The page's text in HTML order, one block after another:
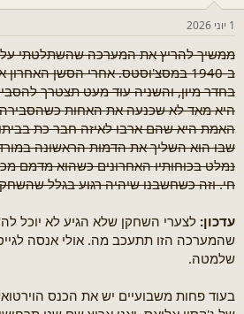
1 יוני 2026
ממשיך להריץ את המערכה שהשתלטתי
ב-1940 במסצ'וסטס. אחרי הסשן
בחדר מיון, והשניה עוד מעט תצטרך
היא מאד לא שכנעה את האחות
האמת היא שהם ארבו לאיזה חבר כת בביתו
שבו הוא השליך את הדמות הראשונה
נמלט בכוחותיו האחרונים כשהוא מדמם
חי. וזה כשחשבנו שיהיה רגוע בגלל
עדכון: לצערי השחקן שלא הגיע לא יוכל
שהמערכה הזו תתעכב מה. אולי אנסה
שלמטה.
בעוד פחות משבועיים יש את הכנס